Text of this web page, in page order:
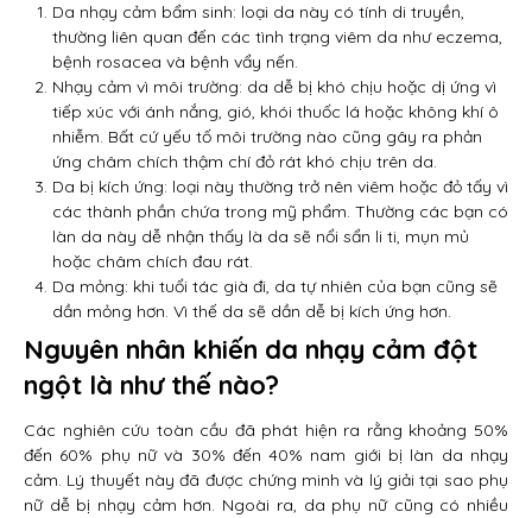
Da nhạy cảm bẩm sinh: loại da này có tính di truyền,
thường liên quan đến các tình trạng viêm da như eczema,
bệnh rosacea và bệnh vẩy nến.
Nhạy cảm vì môi trường: da dễ bị khó chịu hoặc dị ứng vì
tiếp xúc với ánh nắng, gió, khói thuốc lá hoặc không khí ô
nhiễm. Bất cứ yếu tố môi trường nào cũng gây ra phản
ứng châm chích thậm chí đỏ rát khó chịu trên da.
Da bị kích ứng: loại này thường trở nên viêm hoặc đỏ tấy vì
các thành phần chứa trong mỹ phẩm. Thường các bạn có
làn da này dễ nhận thấy là da sẽ nổi sẩn li ti, mụn mủ
hoặc châm chích đau rát.
Da mỏng: khi tuổi tác già đi, da tự nhiên của bạn cũng sẽ
dần mỏng hơn. Vì thế da sẽ dần dễ bị kích ứng hơn.
Nguyên nhân khiến da nhạy cảm đột
ngột là như thế nào?
Các nghiên cứu toàn cầu đã phát hiện ra rằng khoảng 50%
đến 60% phụ nữ và 30% đến 40% nam giới bị làn da nhạy
cảm. Lý thuyết này đã được chứng minh và lý giải tại sao phụ
nữ dễ bị nhạy cảm hơn. Ngoài ra, da phụ nữ cũng có nhiều